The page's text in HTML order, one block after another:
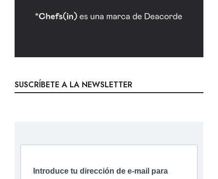
SUSCRÍBETE A LA NEWSLETTER
Introduce tu dirección de e-mail para